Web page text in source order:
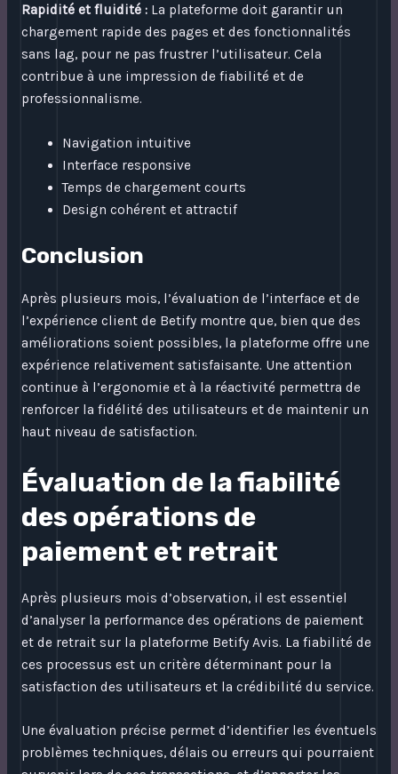
Rapidité et fluidité :La plateforme doit garantir un
chargement rapide des pages et des fonctionnalités
sans lag, pour ne pas frustrer l’utilisateur. Cela
contribue à une impression de fiabilité et de
professionnalisme.
Navigation intuitive
Interface responsive
Temps de chargement courts
Design cohérent et attractif
Conclusion
Après plusieurs mois, l’évaluation de l’interface et de
l’expérience client de Betify montre que, bien que des
améliorations soient possibles, la plateforme offre une
expérience relativement satisfaisante. Une attention
continue à l’ergonomie et à la réactivité permettra de
renforcer la fidélité des utilisateurs et de maintenir un
haut niveau de satisfaction.
Évaluation de la fiabilité
des opérations de
paiement et retrait
Après plusieurs mois d’observation, il est essentiel
d’analyser la performance des opérations de paiement
et de retrait sur la plateforme Betify Avis. La fiabilité de
ces processus est un critère déterminant pour la
satisfaction des utilisateurs et la crédibilité du service.
Une évaluation précise permet d’identifier les éventuels
problèmes techniques, délais ou erreurs qui pourraient